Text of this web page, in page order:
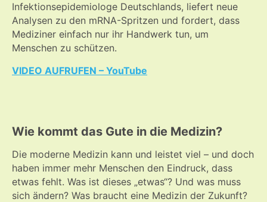
Infektionsepidemiologe Deutschlands, liefert neue
Analysen zu den mRNA-Spritzen und fordert, dass
Mediziner einfach nur ihr Handwerk tun, um
Menschen zu schützen.
VIDEO AUFRUFEN – YouTube
Wie kommt das Gute in die Medizin?
Die moderne Medizin kann und leistet viel – und doch
haben immer mehr Menschen den Eindruck, dass
etwas fehlt. Was ist dieses „etwas“? Und was muss
sich ändern? Was braucht eine Medizin der Zukunft?